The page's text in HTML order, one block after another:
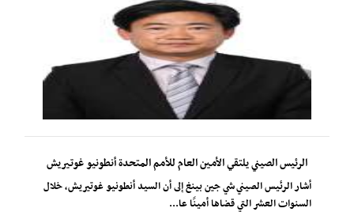
الرئيس الصيني يلتقي الأمين العام للأمم المتحدة أنطونيو غوتيريش
أشار الرئيس الصيني شي جين بينغ إلى أن السيد أنطونيو غوتيريش، خلال
السنوات العشر التي قضاها أمينًا عا...